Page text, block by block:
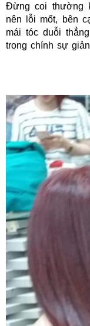
Đừng coi thường
nên lỗi mốt, bên
mái tóc duỗi
trong chính sự